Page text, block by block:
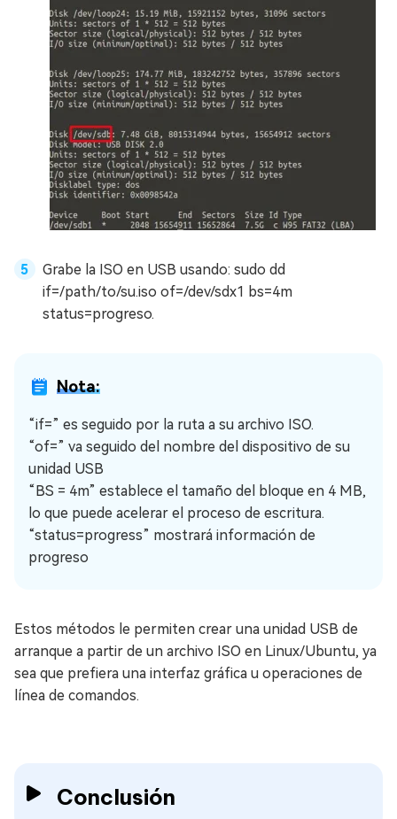
Grabe la ISO en USB usando: sudo dd
if=/path/to/su.iso of=/dev/sdx1 bs=4m
status=progreso.
Nota:
“if=” es seguido por la ruta a su archivo ISO.
“of=” va seguido del nombre del dispositivo de su
unidad USB
“BS = 4m” establece el tamaño del bloque en 4 MB,
lo que puede acelerar el proceso de escritura.
“status=progress” mostrará información de
progreso
Estos métodos le permiten crear una unidad USB de
arranque a partir de un archivo ISO en Linux/Ubuntu, ya
sea que prefiera una interfaz gráfica u operaciones de
línea de comandos.
Conclusión